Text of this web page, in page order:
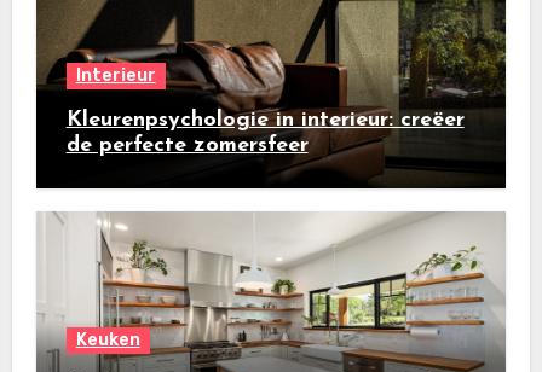
Interieur
Kleurenpsychologie in interieur: creëer
de perfecte zomersfeer
Keuken